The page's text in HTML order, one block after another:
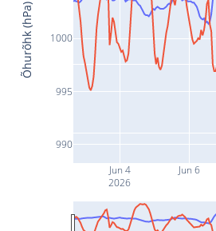
Jun 4
2026
Jun 6
990
995
1000
Õhurõhk (hPa)